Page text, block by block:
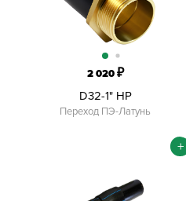
2 020₽
D32-1" НР
Переход ПЭ-Латунь
+